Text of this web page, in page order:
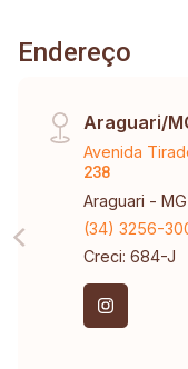
Endereço
Araguari/
Avenida
238
Araguari - MG
(34) 3256-
Creci: 684-J